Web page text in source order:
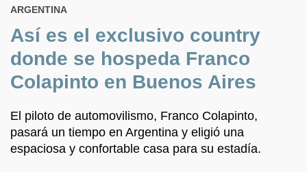
ARGENTINA
Así es el exclusivo country
donde se hospeda Franco
Colapinto en Buenos Aires
El piloto de automovilismo, Franco Colapinto,
pasará un tiempo en Argentina y eligió una
espaciosa y confortable casa para su estadía.